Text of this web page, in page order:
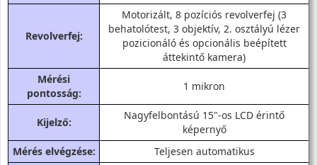
Revolverfej:
Motorizált, 8 pozíciós revolverfej (3
behatolótest, 3 objektív, 2. osztályú lézer
pozicionáló és opcionális beépített
áttekintő kamera)
Mérési
pontosság:
1 mikron
Kijelző:
Nagyfelbontású 15"-os LCD érintő
képernyő
Mérés elvégzése:
Teljesen automatikus